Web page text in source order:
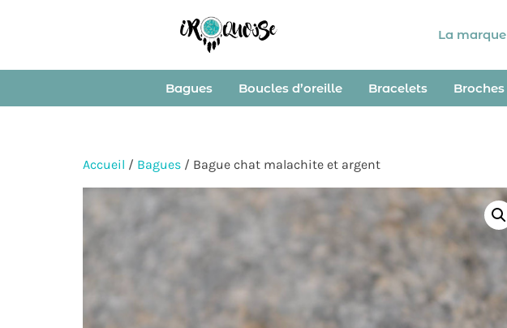
La marque
Bagues Boucles d’oreille Bracelets Broches
Accueil / Bagues / Bague chat malachite et argent